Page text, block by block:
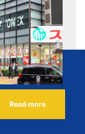
Read more